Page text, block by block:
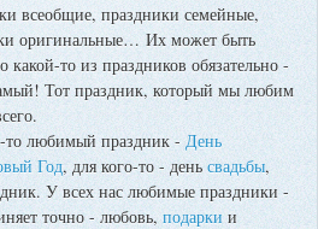
всеобщие, праздники семейные,
оригинальные… Их может быть
какой-то из праздников обязательно -
Тот праздник, который мы любим
то любимый праздник - День
Год, для кого-то - деньсвадьбы,
У всех нас любимые праздники -
точно - любовь,подаркии